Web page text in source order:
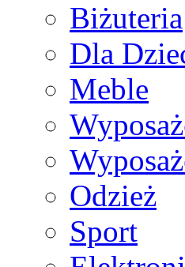
Biżuteria
Dla
Meble
Odzież
Sport